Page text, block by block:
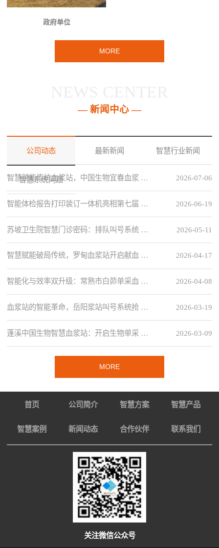
政府单位
MORE
— 新闻中心 —
公司动态 最新新闻 智慧行业新闻
智慧系统问题 2026-07-06
智慧赋能传统血浆站，中国生物宜春血浆 …
2026-06-19
智能体检报告打印装订一体机亮相第七届 …
2026-05-11
苏坡卫生院智慧门诊密码：排队叫号系统 …
2026-04-17
智慧赋能破局传统，罗甸血浆站开启献血 …
2026-04-08
智能化与效率双升级：常熟市白茆单采血 …
2026-03-19
血浆站的智能革命，岳阳浆站叫号系统抢 …
2026-03-09
蓬溪中国生物智慧血浆站：开启生物单采 …
MORE
首页 公司简介 智慧方案 智慧产品
智慧案例 新闻动态 合作伙伴 联系我们
关注微信公众号